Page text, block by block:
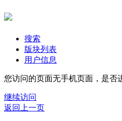
搜索
版块列表
用户信息
您访问的页面无手机页面，是否
继续访问
返回上一页